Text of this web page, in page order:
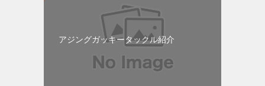
アジングガッキータックル紹介